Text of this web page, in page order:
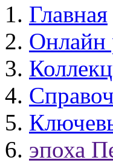
Главная
Онлайн
эпоха